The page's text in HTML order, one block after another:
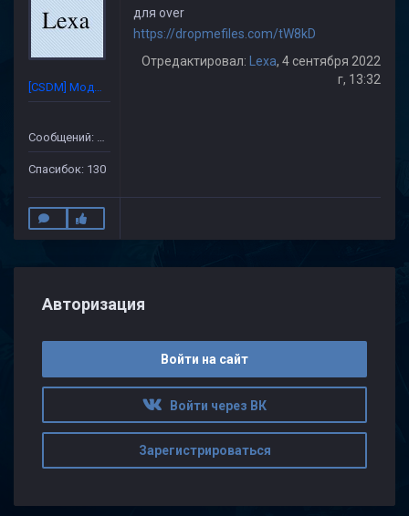
[CSDM] Модератор
Сообщений: 632
Спасибок: 130
для over
https://dropmefiles.com/tW8kD
Отредактировал:
Lexa, 4 сентября 2022
г, 13:32
Авторизация
Войти на сайт
Войти через ВК
Зарегистрироваться